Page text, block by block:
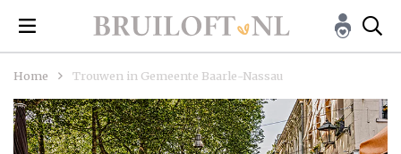
Home Trouwen in Gemeente Baarle-Nassau